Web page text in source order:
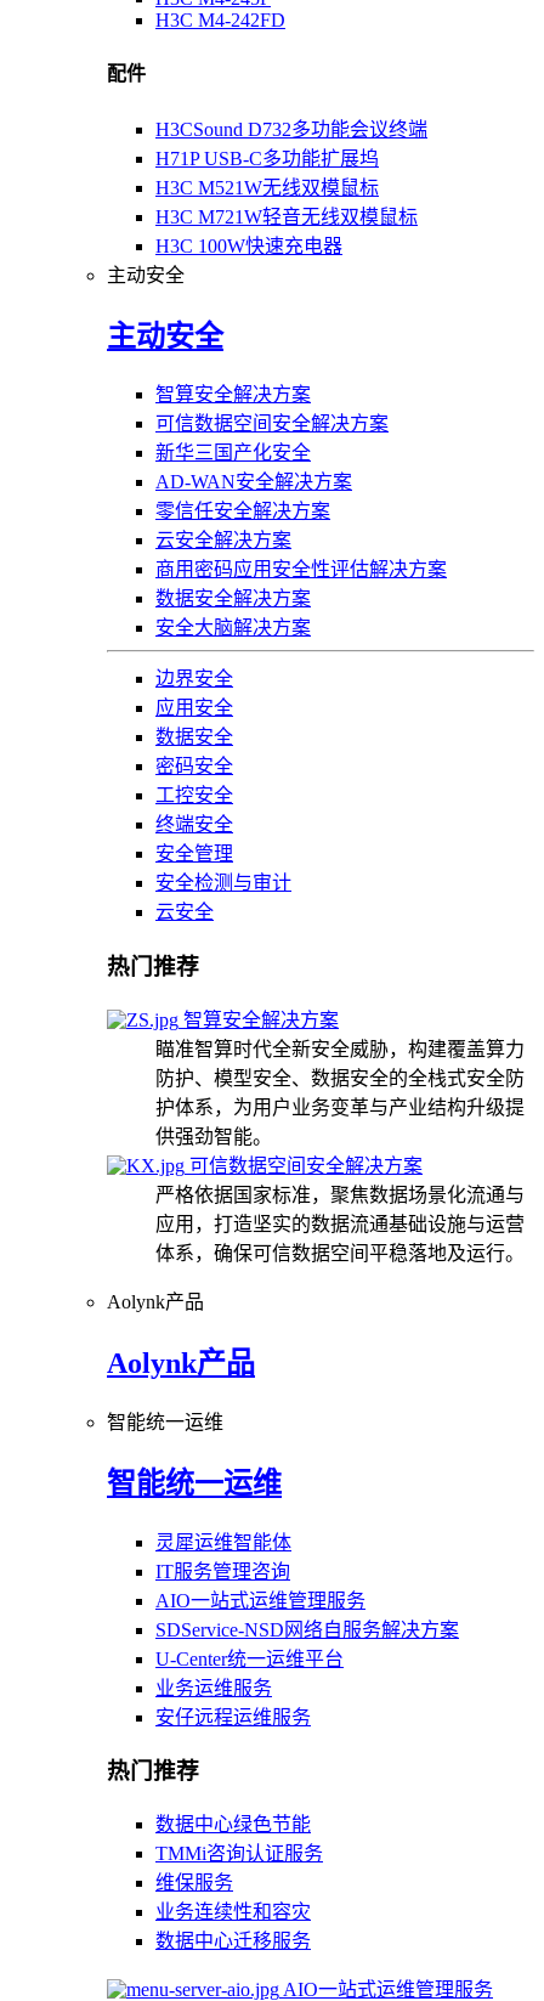
H3C M4-242FD
配件
H3CSound D732多功能会议终端
H71P USB-C多功能扩展坞
H3C M521W无线双模鼠标
H3C M721W轻音无线双模鼠标
H3C 100W快速充电器
主动安全
主动安全
智算安全解决方案
可信数据空间安全解决方案
新华三国产化安全
AD-WAN安全解决方案
零信任安全解决方案
云安全解决方案
商用密码应用安全性评估解决方案
数据安全解决方案
安全大脑解决方案
边界安全
应用安全
数据安全
密码安全
工控安全
终端安全
安全管理
安全检测与审计
云安全
热门推荐
智算安全解决方案
瞄准智算时代全新安全威胁，构建覆盖算力
防护、模型安全、数据安全的全栈式安全防
护体系，为用户业务变革与产业结构升级提
供强劲智能。
可信数据空间安全解决方案
严格依据国家标准，聚焦数据场景化流通与
应用，打造坚实的数据流通基础设施与运营
体系，确保可信数据空间平稳落地及运行。
Aolynk产品
Aolynk产品
智能统一运维
智能统一运维
灵犀运维智能体
IT服务管理咨询
AIO一站式运维管理服务
SDService-NSD网络自服务解决方案
U-Center统一运维平台
业务运维服务
安仔远程运维服务
热门推荐
数据中心绿色节能
TMMi咨询认证服务
维保服务
业务连续性和容灾
数据中心迁移服务
AIO一站式运维管理服务